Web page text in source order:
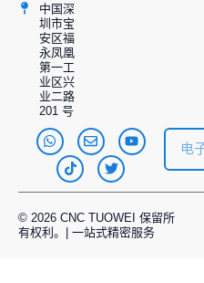
中国深
圳市宝
安区福
永凤凰
第一工
业区兴
业二路
201 号
© 2026 CNC TUOWEI 保留所
有权利。| 一站式精密服务